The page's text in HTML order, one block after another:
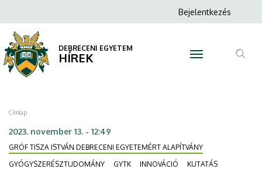
véralvadásgátló
molekula
DE
GYTK
kutatóitól
a
tartalomra
Anonim
menüje
Bejelentkezés
DEBRECENI EGYETEM
HÍREK
Morzsa
Címlap
2023. november 13. - 12:49
GRÓF TISZA ISTVÁN DEBRECENI EGYETEMÉRT ALAPÍTVÁNY
GYÓGYSZERÉSZTUDOMÁNY
GYTK INNOVÁCIÓ KUTATÁS